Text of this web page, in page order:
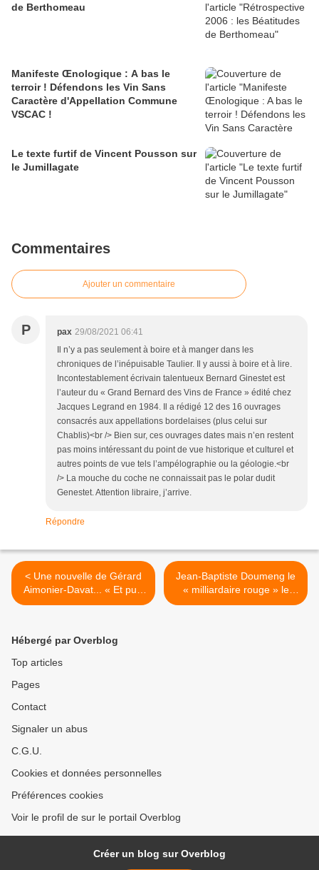
de Berthomeau
Manifeste Œnologique : A bas le
terroir ! Défendons les Vin Sans
Caractère d'Appellation Commune
VSCAC !
Le texte furtif de Vincent Pousson sur
le Jumillagate
Commentaires
Ajouter un commentaire
P pax 29/08/2021 06:41
Il n’y a pas seulement à boire et à manger dans les
chroniques de l’inépuisable Taulier. Il y aussi à boire et à lire.
Incontestablement écrivain talentueux Bernard Ginestet est
l’auteur du « Grand Bernard des Vins de France » édité chez
Jacques Legrand en 1984. Il a rédigé 12 des 16 ouvrages
consacrés aux appellations bordelaises (plus celui sur
Chablis)<br /> Bien sur, ces ouvrages dates mais n’en restent
pas moins intéressant du point de vue historique et culturel et
autres points de vue tels l’ampélographie ou la géologie.<br
/> La mouche du coche ne connaissait pas le polar dudit
Genestet. Attention libraire, j’arrive.
Répondre
< Une nouvelle de Gérard
Aimonier-Davat... « Et puis
la vigne ! ... elle fut sa
déceptions qu’elle pouvait
apporter cette vigne fut sa
Jean-Baptiste Doumeng le
« milliardaire rouge » le
Satan paysan « Sachez que
Hébergé par Overblog
Top articles
Pages
Contact
Signaler un abus
C.G.U.
Cookies et données personnelles
Préférences cookies
Voir le profil de sur le portail Overblog
Créer un blog sur Overblog